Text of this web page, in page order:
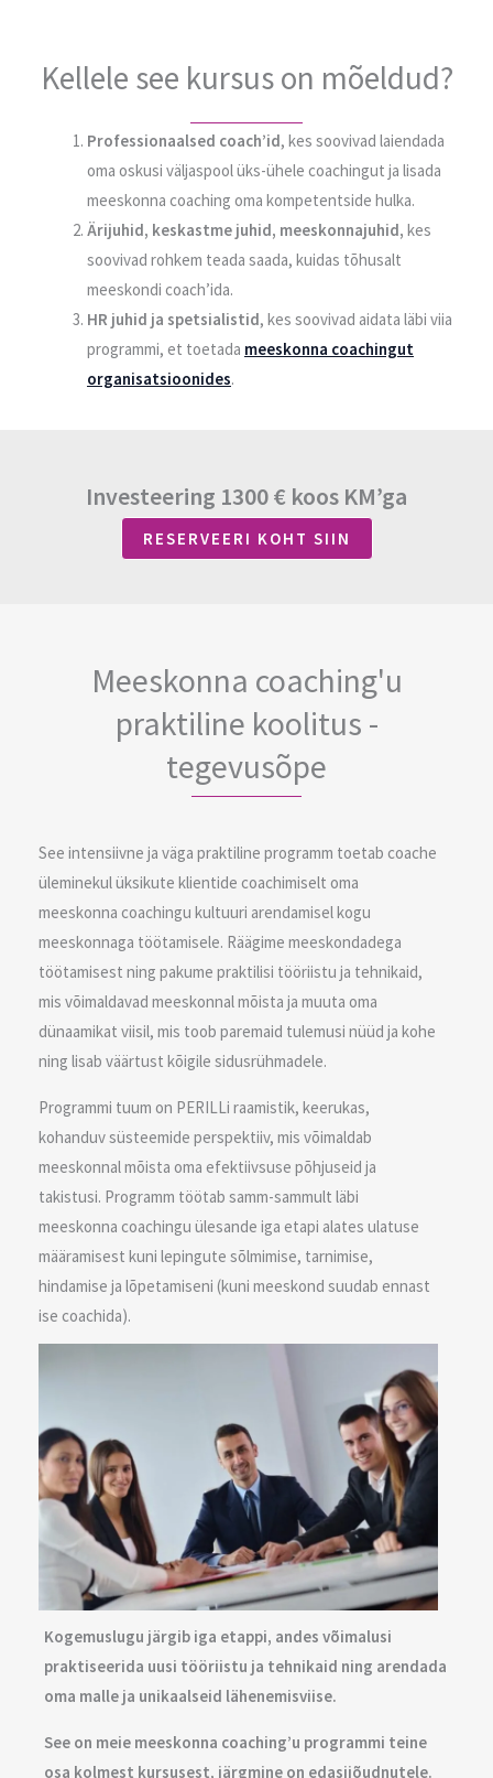
Kellele see kursus on mõeldud?
Professionaalsed coach’id, kes soovivad laiendada
oma oskusi väljaspool üks-ühele coachingut ja lisada
meeskonna coaching oma kompetentside hulka.
Ärijuhid, keskastme juhid, meeskonnajuhid, kes
soovivad rohkem teada saada, kuidas tõhusalt
meeskondi coach’ida.
HR juhid ja spetsialistid, kes soovivad aidata läbi viia
programmi, et toetada meeskonna coachingut
organisatsioonides.
Investeering 1300 € koos KM’ga
RESERVEERI KOHT SIIN
Meeskonna coaching'u
praktiline koolitus -
tegevusõpe
See intensiivne ja väga praktiline programm toetab coache
üleminekul üksikute klientide coachimiselt oma
meeskonna coachingu kultuuri arendamisel kogu
meeskonnaga töötamisele. Räägime meeskondadega
töötamisest ning pakume praktilisi tööriistu ja tehnikaid,
mis võimaldavad meeskonnal mõista ja muuta oma
dünaamikat viisil, mis toob paremaid tulemusi nüüd ja kohe
ning lisab väärtust kõigile sidusrühmadele.
Programmi tuum on PERILLi raamistik, keerukas,
kohanduv süsteemide perspektiiv, mis võimaldab
meeskonnal mõista oma efektiivsuse põhjuseid ja
takistusi. Programm töötab samm-sammult läbi
meeskonna coachingu ülesande iga etapi alates ulatuse
määramisest kuni lepingute sõlmimise, tarnimise,
hindamise ja lõpetamiseni (kuni meeskond suudab ennast
ise coachida).
Kogemuslugu järgib iga etappi, andes võimalusi
praktiseerida uusi tööriistu ja tehnikaid ning arendada
oma malle ja unikaalseid lähenemisviise.
See on meie meeskonna coaching’u programmi teine
osa kolmest kursusest, järgmine on edasijõudnutele.